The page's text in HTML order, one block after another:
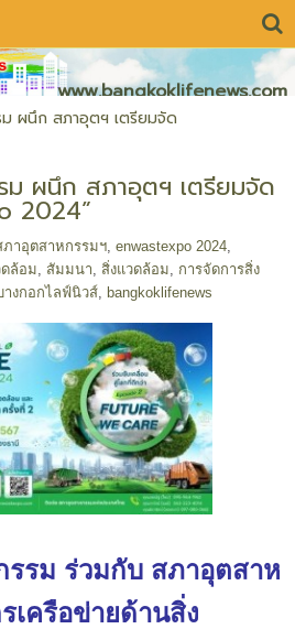
www.bangkoklifenews.com
ม ผนึก สภาอุตฯ เตรียมจัด
ม ผนึก สภาอุตฯ เตรียมจัด
2024”
ภาอุตสาหกรรมฯ, enwastexpo 2024,
ล้อม สัมมนา สิ่งแวดล้อม
การจัดการสิ่ง
างกอกไลฟ์นิวส์, bangkoklifenews
รรม ร่วมกับ สภาอุตสาห
เครือข่ายด้านสิ่ง